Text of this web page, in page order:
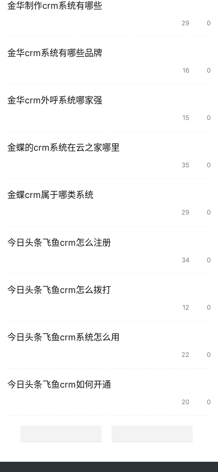
金华制作crm系统有哪些
29 0
金华crm系统有哪些品牌
16 0
金华crm外呼系统哪家强
15 0
金蝶的crm系统在云之家哪里
35 0
金蝶crm属于哪类系统
29 0
今日头条飞鱼crm怎么注册
34 0
今日头条飞鱼crm怎么拨打
12 0
今日头条飞鱼crm系统怎么用
22 0
今日头条飞鱼crm如何开通
20 0